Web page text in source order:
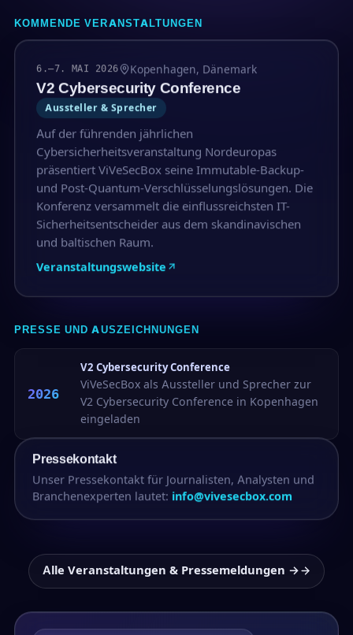
KOMMENDE VERANSTALTUNGEN
6.–7. MAI 2026 Kopenhagen, Dänemark
V2 Cybersecurity Conference
Aussteller & Sprecher
Auf der führenden jährlichen
Cybersicherheitsveranstaltung Nordeuropas
präsentiert ViVeSecBox seine Immutable-Backup-
und Post-Quantum-Verschlüsselungslösungen. Die
Konferenz versammelt die einflussreichsten IT-
Sicherheitsentscheider aus dem skandinavischen
und baltischen Raum.
Veranstaltungswebsite
PRESSE UND AUSZEICHNUNGEN
2026
V2 Cybersecurity Conference
ViVeSecBox als Aussteller und Sprecher zur
V2 Cybersecurity Conference in Kopenhagen
eingeladen
Pressekontakt
Unser Pressekontakt für Journalisten, Analysten und
Branchenexperten lautet: info@vivesecbox.com
Alle Veranstaltungen & Pressemeldungen →